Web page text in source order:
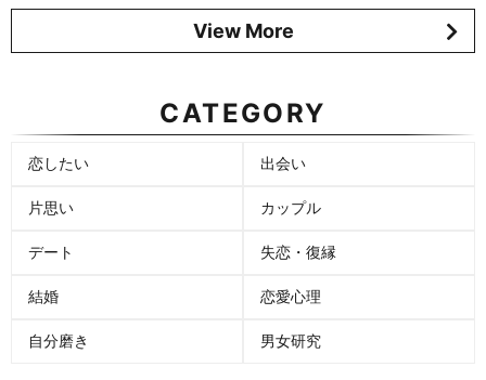
View More
CATEGORY
恋したい 出会い
片思い カップル
デート 失恋・復縁
結婚 恋愛心理
自分磨き 男女研究